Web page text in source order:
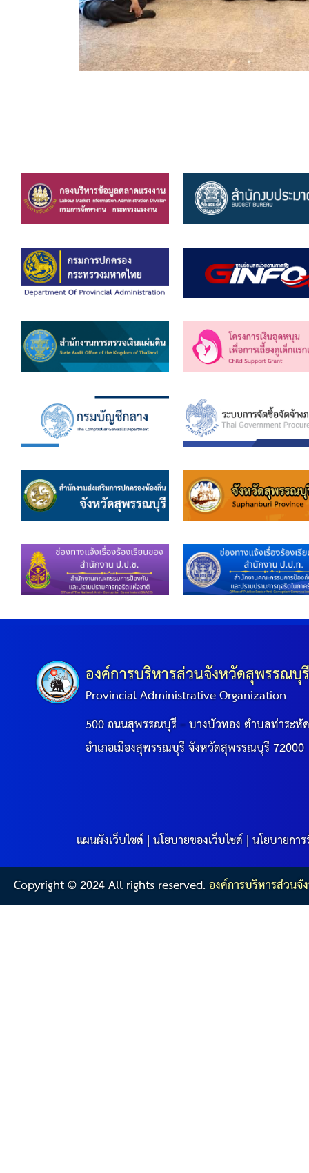
องค์การบริหารส่วนจังหวัดสุพรรณบุ
Provincial Administrative Organization
500 ถนนสุพรรณบุรี – บางบัวทอง ตำบลท่าระหั
อำเภอเมืองสุพรรณบุรี จังหวัดสุพรรณบุรี 72000
แผนผังเว็บไซต์|นโยบายของเว็บไซต์|นโยบายกา
Copyright © 2024 All rights reserved.องค์การบริหารส่วน